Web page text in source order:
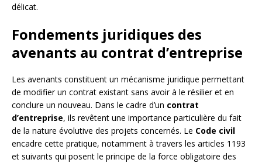
délicat.
Fondements juridiques des
avenants au contrat d’entreprise
Les avenants constituent un mécanisme juridique permettant
de modifier un contrat existant sans avoir à le résilier et en
conclure un nouveau. Dans le cadre d’un contrat
d’entreprise, ils revêtent une importance particulière du fait
de la nature évolutive des projets concernés. Le Code civil
encadre cette pratique, notamment à travers les articles 1193
et suivants qui posent le principe de la force obligatoire des